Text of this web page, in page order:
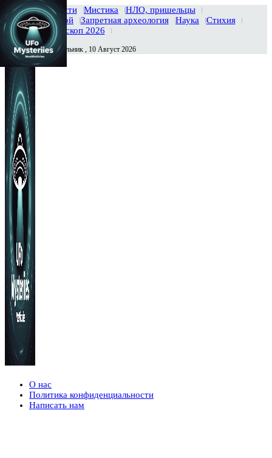
Главная Новости Мистика
НЛО, пришельцы
Тайны вселенной
Запретная археология Наука
Стихия
История
Гороскоп 2026
Сегодня Понедельник , 10 Август 2026
О нас
Политика конфиденциальности
Написать нам